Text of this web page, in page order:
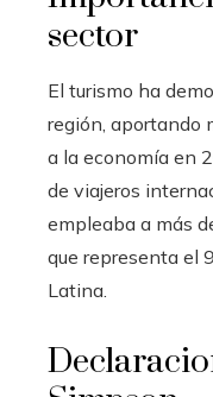
sector
El turismo ha
región, aportando
a la economía en
de viajeros
empleaba a más
que representa el
Latina.